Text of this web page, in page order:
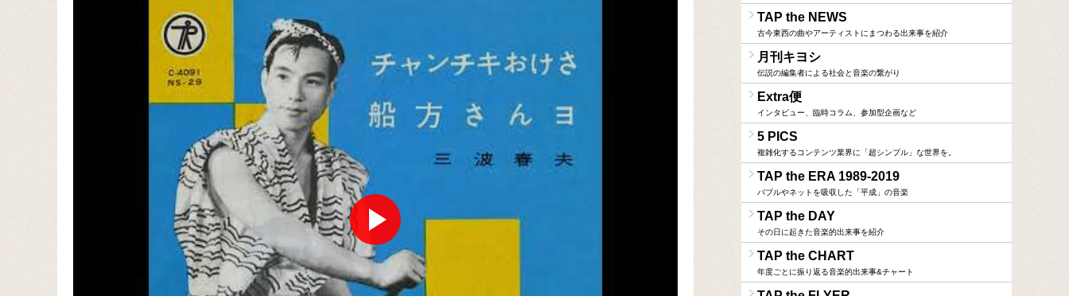
TAP the NEWS
古今東西の曲やアーティストにまつわる出来事を紹介
月刊キヨシ
伝説の編集者による社会と音楽の繋がり
Extra便
インタビュー、臨時コラム、参加型企画など
5 PICS
複雑化するコンテンツ業界に「超シンプル」な世界を。
TAP the ERA 1989-2019
バブルやネットを吸収した「平成」の音楽
TAP the DAY
その日に起きた音楽的出来事を紹介
TAP the CHART
年度ごとに振り返る音楽的出来事&チャート